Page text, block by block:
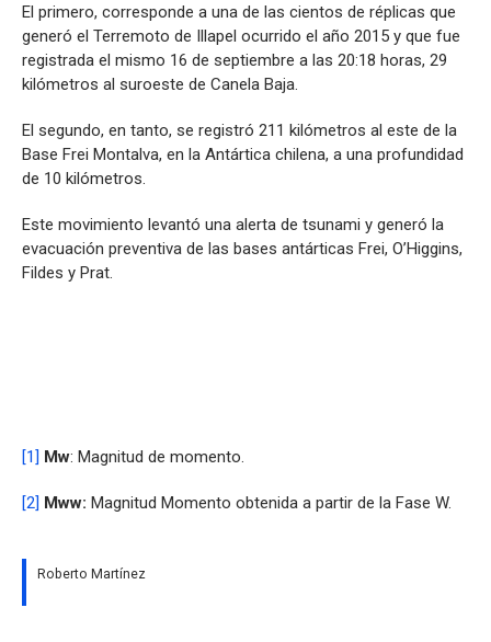
El primero, corresponde a una de las cientos de réplicas que
generó el Terremoto de Illapel ocurrido el año 2015 y que fue
registrada el mismo 16 de septiembre a las 20:18 horas, 29
kilómetros al suroeste de Canela Baja.
El segundo, en tanto, se registró 211 kilómetros al este de la
Base Frei Montalva, en la Antártica chilena, a una profundidad
de 10 kilómetros.
Este movimiento levantó una alerta de tsunami y generó la
evacuación preventiva de las bases antárticas Frei, O’Higgins,
Fildes y Prat.
[1] Mw: Magnitud de momento.
[2] Mww: Magnitud Momento obtenida a partir de la Fase W.
Roberto Martínez